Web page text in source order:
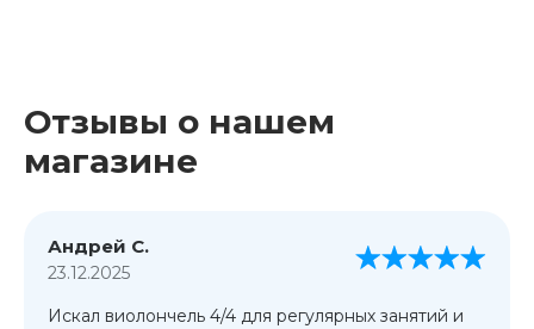
Отзывы о нашем
магазине
Андрей С.
23.12.2025
Искал виолончель 4/4 для регулярных занятий и